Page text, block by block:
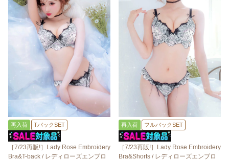
再入荷 TバックSET
［7/23再販!］Lady Rose Embroidery
Bra&T-back / レディローズエンブロ
再入荷 フルバックSET
［7/23再販!］Lady Rose Embroidery
Bra&Shorts / レディローズエンブロ